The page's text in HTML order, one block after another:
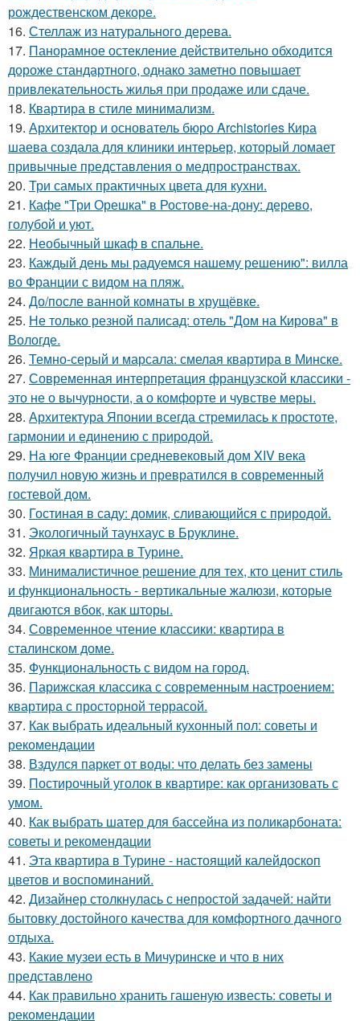
рождественском декоре.
16. Стеллаж из натурального дерева.
17. Панорамное остекление действительно обходится
дороже стандартного, однако заметно повышает
привлекательность жилья при продаже или сдаче.
18. Квартира в стиле минимализм.
19. Архитектор и основатель бюро Archistories Кира
шаева создала для клиники интерьер, который ломает
привычные представления о медпространствах.
20. Три самых практичных цвета для кухни.
21. Кафе "Три Орешка" в Ростове-на-дону: дерево,
голубой и уют.
22. Необычный шкаф в спальне.
23. Каждый день мы радуемся нашему решению": вилла
во Франции с видом на пляж.
24. До/после ванной комнаты в хрущёвке.
25. Не только резной палисад: отель "Дом на Кирова" в
Вологде.
26. Темно-серый и марсала: смелая квартира в Минске.
27. Современная интерпретация французской классики -
это не о вычурности, а о комфорте и чувстве меры.
28. Архитектура Японии всегда стремилась к простоте,
гармонии и единению с природой.
29. На юге Франции средневековый дом XIV века
получил новую жизнь и превратился в современный
гостевой дом.
30. Гостиная в саду: домик, сливающийся с природой.
31. Экологичный таунхаус в Бруклине.
32. Яркая квартира в Турине.
33. Минималистичное решение для тех, кто ценит стиль
и функциональность - вертикальные жалюзи, которые
двигаются вбок, как шторы.
34. Современное чтение классики: квартира в
сталинском доме.
35. Функциональность с видом на город.
36. Парижская классика с современным настроением:
квартира с просторной террасой.
37. Как выбрать идеальный кухонный пол: советы и
рекомендации
38. Вздулся паркет от воды: что делать без замены
39. Постирочный уголок в квартире: как организовать с
умом.
40. Как выбрать шатер для бассейна из поликарбоната:
советы и рекомендации
41. Эта квартира в Турине - настоящий калейдоскоп
цветов и воспоминаний.
42. Дизайнер столкнулась с непростой задачей: найти
бытовку достойного качества для комфортного дачного
отдыха.
43. Какие музеи есть в Мичуринске и что в них
представлено
44. Как правильно хранить гашеную известь: советы и
рекомендации